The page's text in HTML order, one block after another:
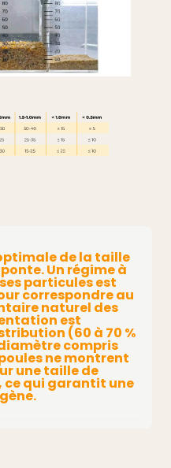
de la taille
Un régime à
particules est
correspondre au
naturel des
est
(60 à 70 %
compris
ne montrent
une taille de
qui garantit une